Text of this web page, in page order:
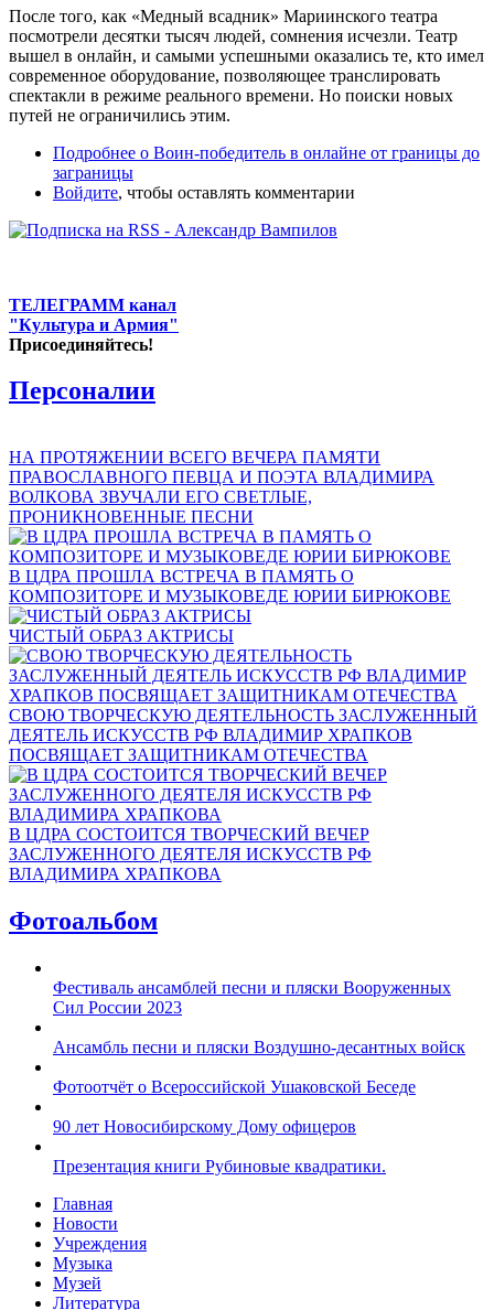
После того, как «Медный всадник» Мариинского театра
посмотрели десятки тысяч людей, сомнения исчезли. Театр
вышел в онлайн, и самыми успешными оказались те, кто имел
современное оборудование, позволяющее транслировать
спектакли в режиме реального времени. Но поиски новых
путей не ограничились этим.
Подробнее о Воин-победитель в онлайне от границы до
заграницы
Войдите, чтобы оставлять комментарии
ТЕЛЕГРАММ канал
"Культура и Армия"
Присоединяйтесь!
Персоналии
НА ПРОТЯЖЕНИИ ВСЕГО ВЕЧЕРА ПАМЯТИ
ПРАВОСЛАВНОГО ПЕВЦА И ПОЭТА ВЛАДИМИРА
ВОЛКОВА ЗВУЧАЛИ ЕГО СВЕТЛЫЕ,
ПРОНИКНОВЕННЫЕ ПЕСНИ
В ЦДРА ПРОШЛА ВСТРЕЧА В ПАМЯТЬ О
КОМПОЗИТОРЕ И МУЗЫКОВЕДЕ ЮРИИ БИРЮКОВЕ
ЧИСТЫЙ ОБРАЗ АКТРИСЫ
СВОЮ ТВОРЧЕСКУЮ ДЕЯТЕЛЬНОСТЬ ЗАСЛУЖЕННЫЙ
ДЕЯТЕЛЬ ИСКУССТВ РФ ВЛАДИМИР ХРАПКОВ
ПОСВЯЩАЕТ ЗАЩИТНИКАМ ОТЕЧЕСТВА
В ЦДРА СОСТОИТСЯ ТВОРЧЕСКИЙ ВЕЧЕР
ЗАСЛУЖЕННОГО ДЕЯТЕЛЯ ИСКУССТВ РФ
ВЛАДИМИРА ХРАПКОВА
Фотоальбом
Фестиваль ансамблей песни и пляски Вооруженных
Сил России 2023
Ансамбль песни и пляски Воздушно-десантных войск
Фотоотчёт о Всероссийской Ушаковской Беседе
90 лет Новосибирскому Дому офицеров
Презентация книги Рубиновые квадратики.
Главная
Новости
Учреждения
Музыка
Музей
Литература